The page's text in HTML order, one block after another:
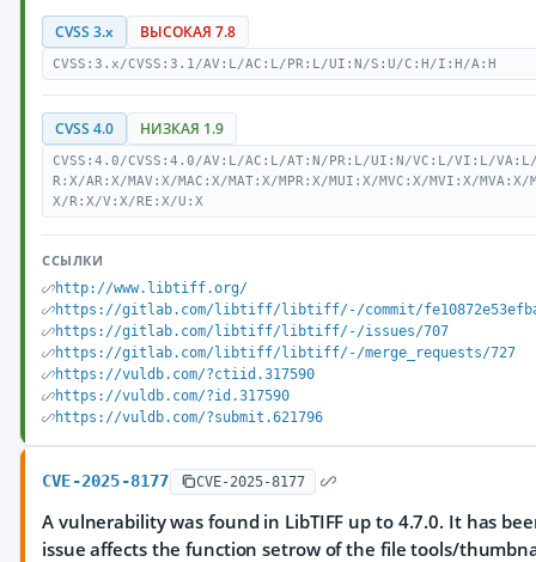
CVSS 3.x ВЫСОКАЯ 7.8
CVSS:3.x/CVSS:3.1/AV:L/AC:L/PR:L/UI:N/S:U/C:H/I:H/A:H
CVSS 4.0 НИЗКАЯ 1.9
CVSS:4.0/CVSS:4.0/AV:L/AC:L/AT:N/PR:L/UI:N/VC:L/VI:L/
R:X/AR:X/MAV:X/MAC:X/MAT:X/MPR:X/MUI:X/MVC:X/MVI:X/
X/R:X/V:X/RE:X/U:X
ССЫЛКИ
http://www.libtiff.org/
https://gitlab.com/libtiff/libtiff/-/commit/
https://gitlab.com/libtiff/libtiff/-/issues/707
https://gitlab.com/libtiff/libtiff/-/merge_requests/727
https://vuldb.com/?ctiid.317590
https://vuldb.com/?id.317590
https://vuldb.com/?submit.621796
CVE-2025-8177 CVE-2025-8177
A vulnerability was found in LibTIFF up to 4.7.0. It has
issue affects the function setrow of the file tools/